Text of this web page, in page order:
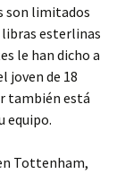
son limitados
esterlinas
le han dicho a
joven de 18
también está
equipo.
Tottenham,